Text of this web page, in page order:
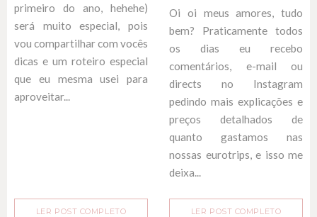
primeiro do ano, hehehe)
será muito especial, pois
vou compartilhar com vocês
dicas e um roteiro especial
que eu mesma usei para
aproveitar...
LER POST COMPLETO
Oi oi meus amores, tudo
bem? Praticamente todos
os dias eu recebo
comentários, e-mail ou
directs no Instagram
pedindo mais explicações e
preços detalhados de
quanto gastamos nas
nossas eurotrips, e isso me
deixa...
LER POST COMPLETO